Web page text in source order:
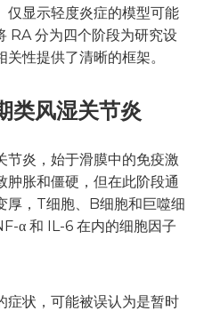
仅显示轻度炎症的模型可能
RA 分为四个阶段为研究设
性提供了清晰的框架。
风湿关节炎
节炎，始于滑膜中的免疫激
肿胀和僵硬，但在此阶段通
厚，T细胞、B细胞和巨噬细
α 和 IL-6 在内的细胞因子
症状，可能被误认为是暂时